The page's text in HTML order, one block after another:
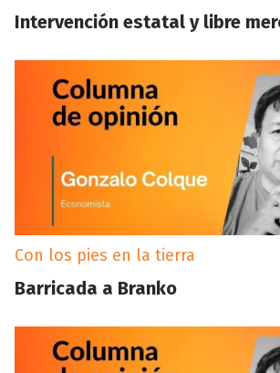
Intervención estatal y libre
Con los pies en la tierra
Barricada a Branko